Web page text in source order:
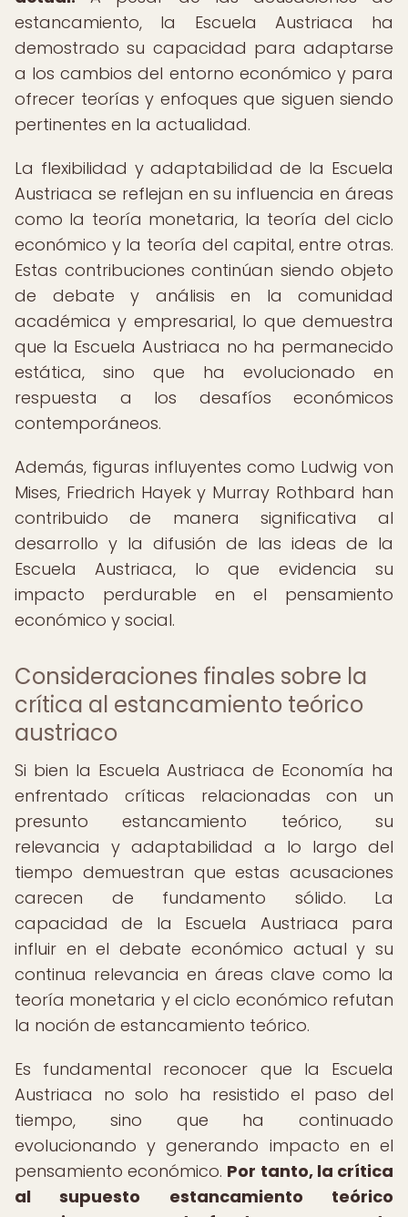
estancamiento, la Escuela Austriaca ha
demostrado su capacidad para adaptarse
a los cambios del entorno económico y para
ofrecer teorías y enfoques que siguen siendo
pertinentes en la actualidad.
La flexibilidad y adaptabilidad de la Escuela
Austriaca se reflejan en su influencia en áreas
como la teoría monetaria, la teoría del ciclo
económico y la teoría del capital, entre otras.
Estas contribuciones continúan siendo objeto
de debate y análisis en la comunidad
académica y empresarial, lo que demuestra
que la Escuela Austriaca no ha permanecido
estática, sino que ha evolucionado en
respuesta a los desafíos económicos
contemporáneos.
Además, figuras influyentes como Ludwig von
Mises, Friedrich Hayek y Murray Rothbard han
contribuido de manera significativa al
desarrollo y la difusión de las ideas de la
Escuela Austriaca, lo que evidencia su
impacto perdurable en el pensamiento
económico y social.
Consideraciones finales sobre la
crítica al estancamiento teórico
austriaco
Si bien la Escuela Austriaca de Economía ha
enfrentado críticas relacionadas con un
presunto estancamiento teórico, su
relevancia y adaptabilidad a lo largo del
tiempo demuestran que estas acusaciones
carecen de fundamento sólido. La
capacidad de la Escuela Austriaca para
influir en el debate económico actual y su
continua relevancia en áreas clave como la
teoría monetaria y el ciclo económico refutan
la noción de estancamiento teórico.
Es fundamental reconocer que la Escuela
Austriaca no solo ha resistido el paso del
tiempo, sino que ha continuado
evolucionando y generando impacto en el
pensamiento económico. Por tanto, la crítica
al supuesto estancamiento teórico